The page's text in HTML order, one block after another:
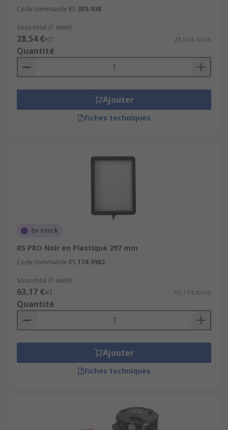
Code commande RS 303-938
Sous-total (1 unité)
28,54 €HT 28,54 €/unité
Quantité
Ajouter
Fiches techniques
En stock
RS PRO Noir en Plastique 297 mm
Code commande RS 174-5982
Sous-total (1 unité)
63,17 €HT 63,17 €/unité
Quantité
Ajouter
Fiches techniques